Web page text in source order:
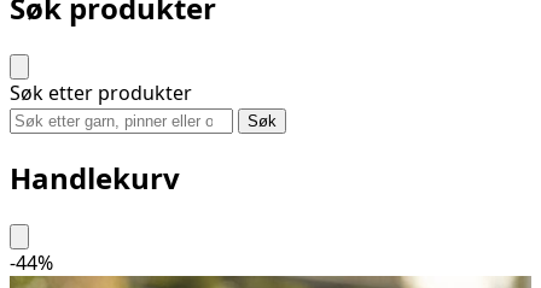
Søk etter produkter
Søk
Handlekurv
-44%